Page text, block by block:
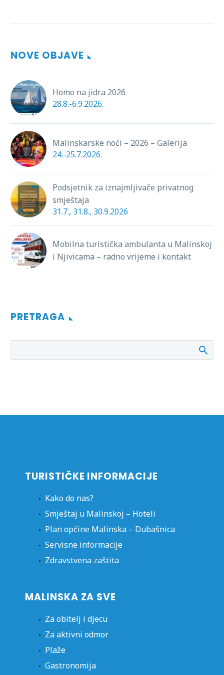
NOVE OBJAVE
Homo na jidra 2026
28.8.-6.9.2026.
Malinskarske noći – 2026 – Galerija
24.-25.7.2026.
Podsjetnik za iznajmljivače privatnog
smještaja
31.7., 31.8., 30.9.2026
Mobilna turistička ambulanta u Malinskoj
i Njivicama – radno vrijeme i kontakt
PRETRAGA
TURISTIČKE INFORMACIJE
Kako do nas?
Smještaj u Malinskoj – Hoteli
Plan općine Malinska – Dubašnica
Servisne informacije
Zdravstvena zaštita
MALINSKA ZA SVE
Za obitelj i djecu
Za aktivni odmor
Plaže
Gastronomija